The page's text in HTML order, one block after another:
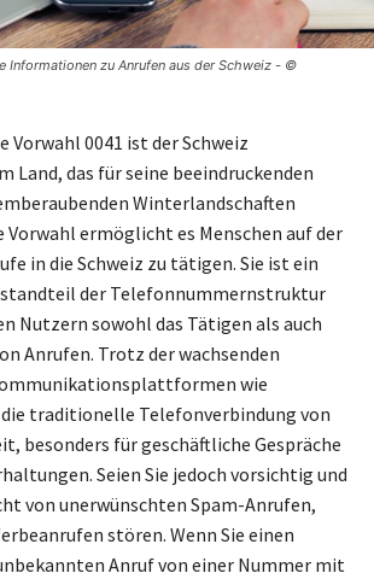
Informationen zu Anrufen aus der Schweiz - ©
0041 ist der Schweiz
Land, das für seine beeindruckenden
Winterlandschaften
Vorwahl ermöglicht es Menschen auf der
in die Schweiz zu tätigen. Sie ist ein
der Telefonnummernstruktur
Nutzern sowohl das Tätigen als auch
Anrufen. Trotz der wachsenden
wie
traditionelle Telefonverbindung von
besonders für geschäftliche Gespräche
Seien Sie jedoch vorsichtig und
von unerwünschten Spam-Anrufen,
stören. Wenn Sie einen
Anruf von einer Nummer mit